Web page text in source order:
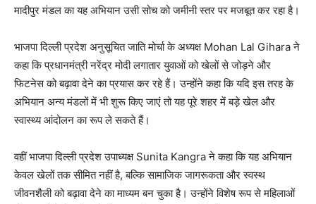
मादीपुर मंडल का यह अभियान उसी सोच को जमीनी स्तर पर मजबूत कर रहा है।
भाजपा दिल्ली प्रदेश अनुसूचित जाति मोर्चा के अध्यक्ष Mohan Lal Gihara ने
कहा कि प्रधानमंत्री नरेंद्र मोदी लगातार युवाओं को खेलों से जोड़ने और
फिटनेस को बढ़ावा देने का प्रयास कर रहे हैं। उन्होंने कहा कि यदि इस तरह के
अभियान अन्य मंडलों में भी शुरू किए जाएं तो यह पूरे शहर में बड़े खेल और
स्वास्थ्य आंदोलन का रूप ले सकते हैं।
वहीं भाजपा दिल्ली प्रदेश उपाध्यक्ष Sunita Kangra ने कहा कि यह अभियान
केवल खेलों तक सीमित नहीं है, बल्कि सामाजिक जागरूकता और स्वस्थ
जीवनशैली को बढ़ावा देने का माध्यम बन चुका है। उन्होंने विशेष रूप से महिलाओं